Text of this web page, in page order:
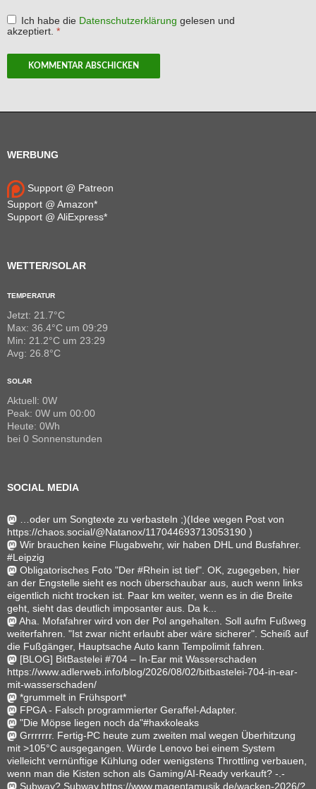
Ich habe die Datenschutzerklärung gelesen und
akzeptiert. *
WERBUNG
Support @ Patreon
Support @ Amazon*
Support @ AliExpress*
WETTER/SOLAR
TEMPERATUR
Jetzt: 21.7°C
Max: 36.4°C um 09:29
Min: 21.2°C um 23:29
Avg: 26.8°C
SOLAR
Aktuell: 0W
Peak: 0W um 00:00
Heute: 0Wh
bei 0 Sonnenstunden
SOCIAL MEDIA
…oder um Songtexte zu verbasteln ;)(Idee wegen Post von
https://chaos.social/@Natanox/117044693713053190 )
Wir brauchen keine Flugabwehr, wir haben DHL und Busfahrer.
#Leipzig
Obligatorisches Foto "Der #Rhein ist tief". OK, zugegeben, hier
an der Engstelle sieht es noch überschaubar aus, auch wenn links
eigentlich nicht trocken ist. Paar km weiter, wenn es in die Breite
geht, sieht das deutlich imposanter aus. Da k...
Aha. Mofafahrer wird von der Pol angehalten. Soll aufm Fußweg
weiterfahren. "Ist zwar nicht erlaubt aber wäre sicherer". Scheiß auf
die Fußgänger, Hauptsache Auto kann Tempolimit fahren.
[BLOG] BitBastelei #704 – In-Ear mit Wasserschaden
https://www.adlerweb.info/blog/2026/08/02/bitbastelei-704-in-ear-
mit-wasserschaden/
*grummelt in Frühsport*
FPGA - Falsch programmierter Geraffel-Adapter.
"Die Möpse liegen noch da"#haxkoleaks
Grrrrrrr. Fertig-PC heute zum zweiten mal wegen Überhitzung
mit >105°C ausgegangen. Würde Lenovo bei einem System
vielleicht vernünftige Kühlung oder wenigstens Throttling verbauen,
wenn man die Kisten schon als Gaming/AI-Ready verkauft? -.-
Subway? Subway.https://www.magentamusik.de/wacken-2026/?